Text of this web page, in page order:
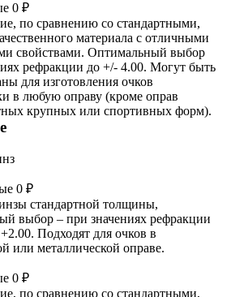
0 ₽
по сравнению со стандартными,
материала с отличными
свойствами. Оптимальный выбор
рефракции до +/- 4.00. Могут быть
для изготовления очков
в любую оправу (кроме оправ
крупных или спортивных форм).
0 ₽
стандартной толщины,
выбор – при значениях рефракции
Подходят для очков в
или металлической оправе.
0 ₽
по сравнению со стандартными,